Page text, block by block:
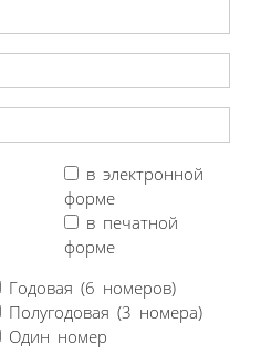
в электронной
форме
в печатной
форме
Годовая (6 номеров)
Полугодовая (3 номера)
Один номер